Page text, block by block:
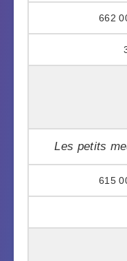
662
Les petits
615